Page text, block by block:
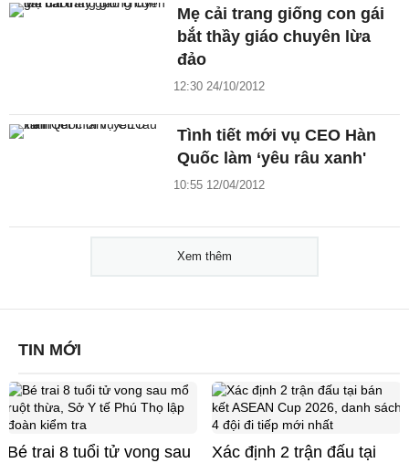
Mẹ cải trang giống con gái
bắt thầy giáo chuyên lừa
đảo
12:30 24/10/2012
Tình tiết mới vụ CEO Hàn
Quốc làm ‘yêu râu xanh'
10:55 12/04/2012
Xem thêm
TIN MỚI
Bé trai 8 tuổi tử vong sau Xác định 2 trận đấu tại